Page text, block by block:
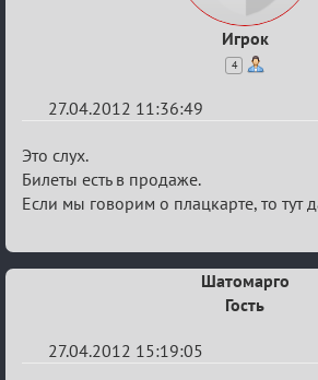
Игрок
4
27.04.2012 11:36:49
Re:
План
мероприятия
приветствуются)
Это слух.
Билеты есть в продаже.
Если мы говорим о плацкарте, то тут
Шатомарго
Гость
27.04.2012 15:19:05